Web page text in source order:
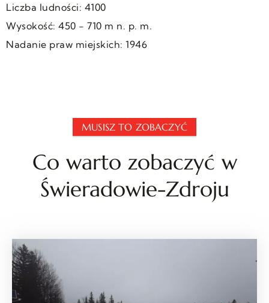
Liczba ludności: 4100
Wysokość: 450 - 710 m n. p. m.
Nadanie praw miejskich: 1946
MUSISZ TO ZOBACZYĆ
Co warto zobaczyć w
Świeradowie-Zdroju